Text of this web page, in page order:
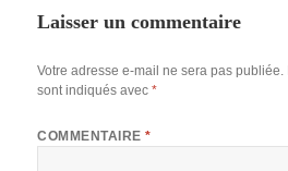
Laisser un commentaire
Votre adresse e-mail ne sera pas publiée.
sont indiqués avec*
COMMENTAIRE*